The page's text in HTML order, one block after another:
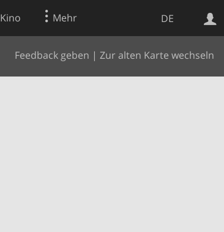
DE
Kino Mehr
Feedback geben | Zur alten Karte wechseln
Websuche